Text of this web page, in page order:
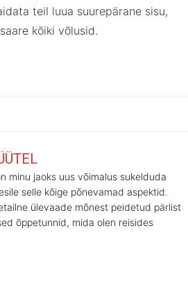
teil luua suurepärane sisu,
kõiki võlusid.
minu jaoks uus võimalus sukelduda
selle kõige põnevamad aspektid.
ülevaade mõnest peidetud pärlist
õppetunnid, mida olen reisides